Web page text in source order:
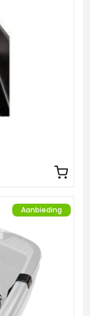
Aanbieding